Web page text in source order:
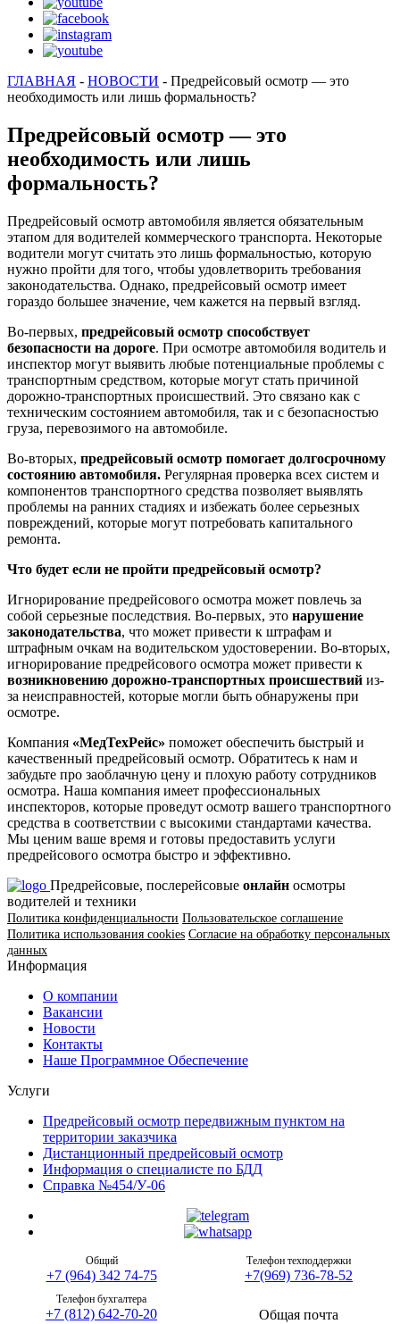
ГЛАВНАЯ - НОВОСТИ - Предрейсовый осмотр — это
необходимость или лишь формальность?
Предрейсовый осмотр — это
необходимость или лишь
формальность?
Предрейсовый осмотр автомобиля является обязательным
этапом для водителей коммерческого транспорта. Некоторые
водители могут считать это лишь формальностью, которую
нужно пройти для того, чтобы удовлетворить требования
законодательства. Однако, предрейсовый осмотр имеет
гораздо большее значение, чем кажется на первый взгляд.
Во-первых, предрейсовый осмотр способствует
безопасности на дороге. При осмотре автомобиля водитель и
инспектор могут выявить любые потенциальные проблемы с
транспортным средством, которые могут стать причиной
дорожно-транспортных происшествий. Это связано как с
техническим состоянием автомобиля, так и с безопасностью
груза, перевозимого на автомобиле.
Во-вторых, предрейсовый осмотр помогает долгосрочному
состоянию автомобиля. Регулярная проверка всех систем и
компонентов транспортного средства позволяет выявлять
проблемы на ранних стадиях и избежать более серьезных
повреждений, которые могут потребовать капитального
ремонта.
Что будет если не пройти предрейсовый осмотр?
Игнорирование предрейсового осмотра может повлечь за
собой серьезные последствия. Во-первых, это нарушение
законодательства, что может привести к штрафам и
штрафным очкам на водительском удостоверении. Во-вторых,
игнорирование предрейсового осмотра может привести к
возникновению дорожно-транспортных происшествий из-
за неисправностей, которые могли быть обнаружены при
осмотре.
Компания «МедТехРейс» поможет обеспечить быстрый и
качественный предрейсовый осмотр. Обратитесь к нам и
забудьте про заоблачную цену и плохую работу сотрудников
осмотра. Наша компания имеет профессиональных
инспекторов, которые проведут осмотр вашего транспортного
средства в соответствии с высокими стандартами качества.
Мы ценим ваше время и готовы предоставить услуги
предрейсового осмотра быстро и эффективно.
Предрейсовые, послерейсовые онлайн осмотры
водителей и техники
Политика конфиденциальности Пользовательское соглашение
Политика использования cookies Согласие на обработку персональных
данных
Информация
О компании
Вакансии
Новости
Контакты
Наше Программное Обеспечение
Услуги
Предрейсовый осмотр передвижным пунктом на
территории заказчика
Дистанционный предрейсовый осмотр
Информация о специалисте по БДД
Справка №454/У-06
Общий
+7 (964) 342 74-75
Телефон техподдержки
+7(969) 736-78-52
Телефон бухгалтера
+7 (812) 642-70-20
Общая почта